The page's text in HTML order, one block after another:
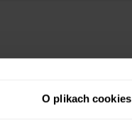
O plikach cookies